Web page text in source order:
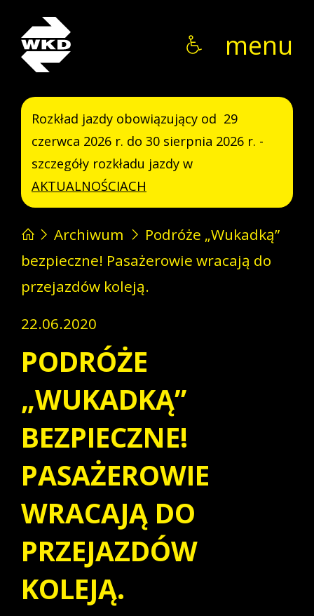
WKD menu
Rozkład jazdy obowiązujący od 29
czerwca 2026 r. do 30 sierpnia 2026 r. -
szczegóły rozkładu jazdy w
AKTUALNOŚCIACH
Archiwum
Podróże „Wukadką”
bezpieczne! Pasażerowie wracają do
przejazdów koleją.
22.06.2020
PODRÓŻE
„WUKADKĄ”
BEZPIECZNE!
PASAŻEROWIE
WRACAJĄ DO
PRZEJAZDÓW
KOLEJĄ.